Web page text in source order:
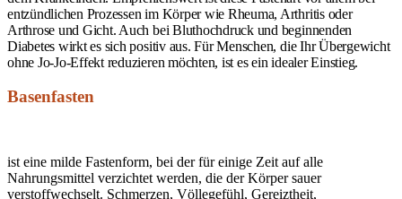
entzündlichen Prozessen im Körper wie Rheuma, Arthritis oder
Arthrose und Gicht. Auch bei Bluthochdruck und beginnenden
Diabetes wirkt es sich positiv aus. Für Menschen, die Ihr Übergewicht
ohne Jo-Jo-Effekt reduzieren möchten, ist es ein idealer Einstieg.
Basen­fasten
ist eine milde Fastenform, bei der für einige Zeit auf alle
Nahrungsmittel verzichtet werden, die der Körper sauer
verstoffwechselt. Schmerzen, Völlegefühl, Gereiztheit,